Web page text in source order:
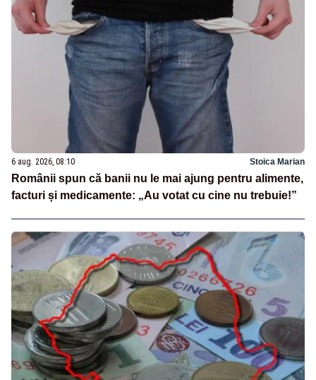
6 aug. 2026, 08:10 Stoica Marian
Românii spun că banii nu le mai ajung pentru alimente,
facturi și medicamente: „Au votat cu cine nu trebuie!”